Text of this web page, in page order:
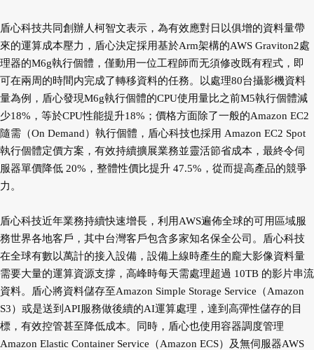
盾心科技共同創辦人柯智文表示，為有效應對日以俱增的資料量帶
來的運算成本壓力，盾心決定採用基於Arm架構的AWS Graviton2處
理器的M6g執行個體，僅動用一位工程師而无須修改既有程式，即
可在兩周的時間内完成了轉移資料的任務。以處理80台攝影機資料
量為例，盾心發現M6g執行個體的CPU使用量比之前M5執行個體減
少18%，等於CPU性能提升18%；價格方面除了一般的Amazon EC2
隨需（On Demand）執行個體，盾心科技也採用 Amazon EC2 Spot
執行個體定價方案，有效持續擴展業務並靈活節省成本，最終令伺
服器單價降低 20%，整體性價比提升 47.5%，從而提高產品的競爭
力。
盾心科技近年業務持續快速增長，利用AWS遍佈全球的可用區域服
務世界各地客戶，其中台灣客戶包含多家知名保全公司。盾心科技
在全球有數以萬計的接入設備，設備上線時產生的龐大影像資料量
需要大量的運算資源支撐，高峰時每天需處理超過 10TB 的影片串流
資料。盾心將資料儲存至Amazon Simple Storage Service（Amazon
S3）或是送到API服務做後續的AI運算處理，達到高彈性儲存的目
標，有效控管甚至降低成本。同時，盾心也使用容器調度管理
Amazon Elastic Container Service（Amazon ECS）及無伺服器AWS